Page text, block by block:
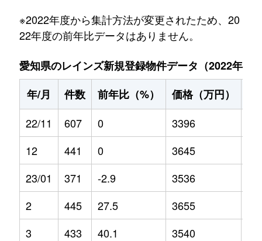
※2022年度から集計方法が変更されたため、20
22年度の前年比データはありません。
愛知県のレインズ新規登録物件データ（2022年11
年/月
件数 前年比（%） 価格（万円）
22/11
607 0 3396
12
441 0 3645
23/01
371 -2.9 3536
2
445 27.5 3655
3
433 40.1 3540